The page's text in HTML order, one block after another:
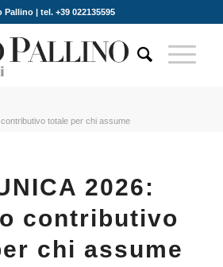
Pallino | tel. +39 022135595
totale per chi assume
2026:
contributivo
chi assume